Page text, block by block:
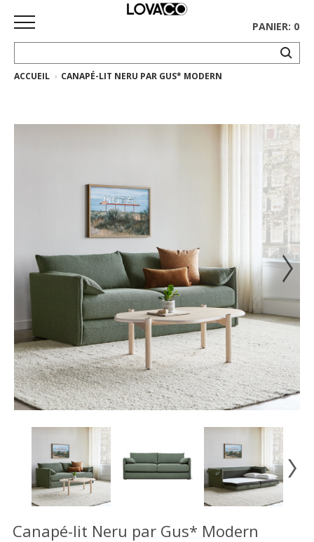
ACCUEIL
Collection
Collection
Gus*
démonstrateurs
Luminaires
Miroirs
LISTE
DE
SOUHAITS
PANIER: 0
ACCUEIL CANAPÉ-LIT NERU PAR GUS* MODERN
Canapé-lit Neru par Gus* Modern